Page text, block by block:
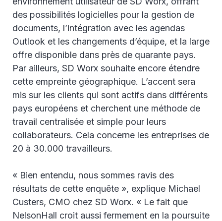
des possibilités logicielles pour la gestion de
documents, l’intégration avec les agendas
Outlook et les changements d’équipe, et la large
offre disponible dans près de quarante pays.
Par ailleurs, SD Worx souhaite encore étendre
cette empreinte géographique. L’accent sera
mis sur les clients qui sont actifs dans différents
pays européens et cherchent une méthode de
travail centralisée et simple pour leurs
collaborateurs. Cela concerne les entreprises de
20 à 30.000 travailleurs.
« Bien entendu, nous sommes ravis des
résultats de cette enquête », explique Michael
Custers, CMO chez SD Worx. « Le fait que
NelsonHall croit aussi fermement en la poursuite